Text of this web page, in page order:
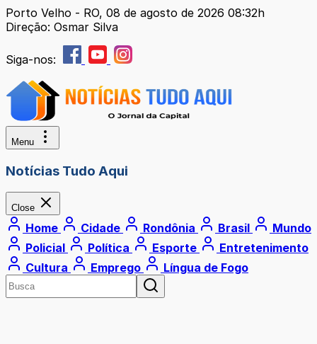
Porto Velho - RO, 08 de agosto de 2026 08:32h
Direção: Osmar Silva
Siga-nos:
Menu
Notícias Tudo Aqui
Close
Home Cidade Rondônia Brasil
Mundo
Policial
Política Esporte
Entretenimento
Cultura
Emprego Língua de Fogo